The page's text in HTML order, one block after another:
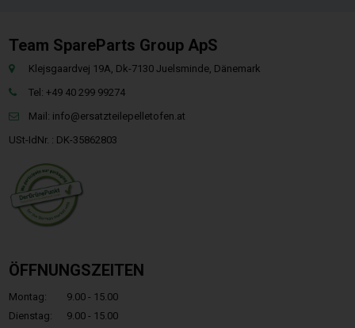
Team SpareParts Group ApS
Klejsgaardvej 19A, Dk-7130 Juelsminde, Dänemark
Tel: +49 40 299 99274
Mail: info@ersatzteilepelletofen.at
USt-IdNr. : DK-35862803
ÖFFNUNGSZEITEN
Montag:
9.00 - 15.00
Dienstag:
9.00 - 15.00